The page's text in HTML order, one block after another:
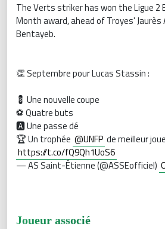
The Verts striker has won the Ligue 2
Month award, ahead of Troyes'
Bentayeb.
👏 Septembre pour Lucas Stassin :
💈 Une nouvelle coupe
⚽️ Quatre buts
🅰️ Une passe dé
🏆 Un trophée @UNFP de meilleur
https://t.co/fQ9Qh1UoS6
— AS Saint-Étienne (@ASSEofficiel)
Joueur associé